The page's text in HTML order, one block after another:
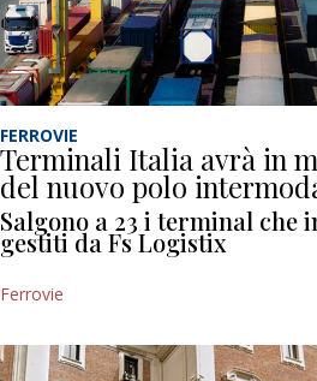
FERROVIE
Terminali Italia avrà in
del nuovo polo
Salgono a 23 i terminal che
gestiti da Fs Logistix
Ferrovie